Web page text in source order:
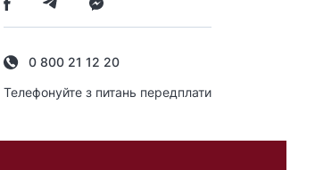
0 800 21 12 20
Телефонуйте з питань передплати